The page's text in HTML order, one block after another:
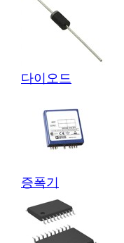
다이오드
증폭기